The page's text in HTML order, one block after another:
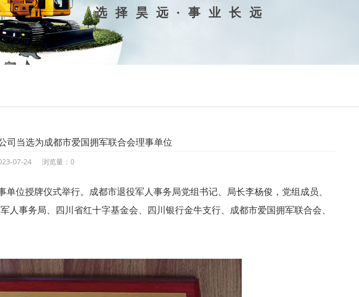
选 择 昊 远 · 事 业 长 远
司当选为成都市爱国拥军联合会理事单位
07-24 浏览量： 0
位授牌仪式举行。成都市退役军人事务局党组书记、局长李杨俊，党组成员、
事务局、四川省红十字基金会、四川银行金牛支行、成都市爱国拥军联合会、